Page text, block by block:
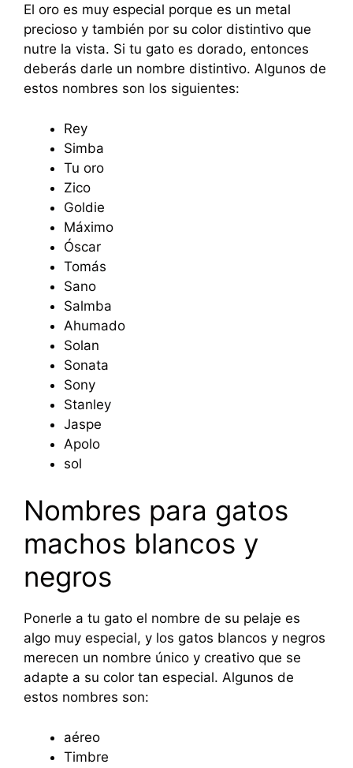
El oro es muy especial porque es un metal
precioso y también por su color distintivo que
nutre la vista. Si tu gato es dorado, entonces
deberás darle un nombre distintivo. Algunos de
estos nombres son los siguientes:
Rey
Simba
Tu oro
Zico
Goldie
Máximo
Óscar
Tomás
Sano
Salmba
Ahumado
Solan
Sonata
Sony
Stanley
Jaspe
Apolo
sol
Nombres para gatos
machos blancos y
negros
Ponerle a tu gato el nombre de su pelaje es
algo muy especial, y los gatos blancos y negros
merecen un nombre único y creativo que se
adapte a su color tan especial. Algunos de
estos nombres son:
aéreo
Timbre